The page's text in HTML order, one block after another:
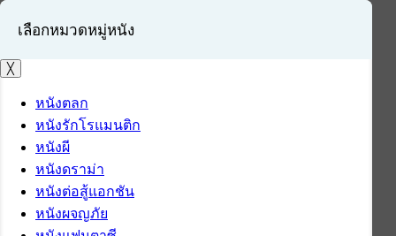
เข้าสู่ระบบ
สมัครสมาชิก
เลือกหมวดหมู่หนัง
╳
หนังตลก
หนังรักโรแมนติก
หนังผี
หนังดราม่า
หนังต่อสู้แอกชัน
หนังผจญภัย